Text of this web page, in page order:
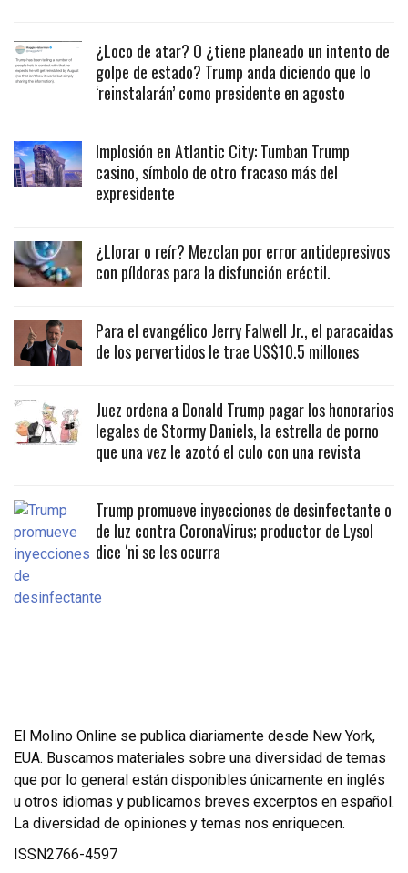
¿Loco de atar? O ¿tiene planeado un intento de
golpe de estado? Trump anda diciendo que lo
‘reinstalarán’ como presidente en agosto
Implosión en Atlantic City: Tumban Trump
casino, símbolo de otro fracaso más del
expresidente
¿Llorar o reír? Mezclan por error antidepresivos
con píldoras para la disfunción eréctil.
Para el evangélico Jerry Falwell Jr., el paracaidas
de los pervertidos le trae US$10.5 millones
Juez ordena a Donald Trump pagar los honorarios
legales de Stormy Daniels, la estrella de porno
que una vez le azotó el culo con una revista
Trump promueve inyecciones de desinfectante o
de luz contra CoronaVirus; productor de Lysol
dice ‘ni se les ocurra
El Molino Online se publica diariamente desde New York,
EUA. Buscamos materiales sobre una diversidad de temas
que por lo general están disponibles únicamente en inglés
u otros idiomas y publicamos breves excerptos en español.
La diversidad de opiniones y temas nos enriquecen.
ISSN2766-4597